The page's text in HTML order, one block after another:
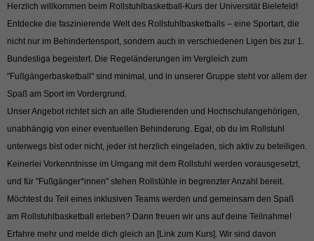
Herzlich willkommen beim Rollstuhlbasketball-Kurs der Universität Bielefeld!
Entdecke die faszinierende Welt des Rollstuhlbasketballs – eine Sportart, die
nicht nur im Behindertensport, sondern auch in verschiedenen Ligen bis zur 1.
Bundesliga begeistert. Die Regeländerungen im Vergleich zum
"Fußgängerbasketball" sind minimal, und in unserer Gruppe steht vor allem der
Spaß am Sport im Vordergrund.
Unser Angebot richtet sich an alle Studierenden und Hochschulangehörigen,
unabhängig von einer eventuellen Behinderung. Egal, ob du im Rollstuhl
unterwegs bist oder nicht, jeder ist herzlich eingeladen, sich aktiv zu beteiligen.
Keinerlei Vorkenntnisse im Umgang mit dem Rollstuhl werden vorausgesetzt,
und für "Fußgänger*innen" stehen Rollstühle in begrenzter Anzahl bereit.
Möchtest du Teil eines inklusiven Teams werden und gemeinsam den Spaß
am Rollstuhlbasketball erleben? Dann freuen wir uns auf deine Teilnahme!
Erfahre mehr und melde dich gleich an [Link zum Kurs]. Wir sind davon